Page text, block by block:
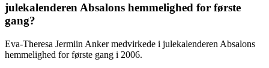
julekalenderen Absalons hemmelighed for første
gang?
Eva-Theresa Jermiin Anker medvirkede i julekalenderen Absalons
hemmelighed for første gang i 2006.